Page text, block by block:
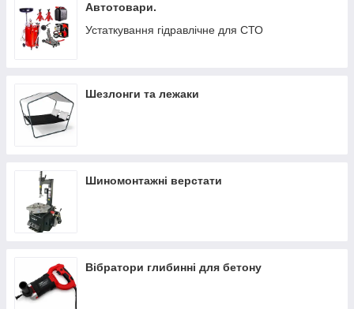
Автотовари.
Устаткування гідравлічне для СТО
Шезлонги та лежаки
Шиномонтажні верстати
Вібратори глибинні для бетону